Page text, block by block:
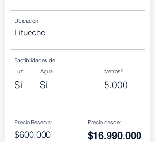
Ubicación
Litueche
Factibilidades de:
Luz
Agua
Sí Sí
Metros²
5.000
Precio Reserva:
$600.000
Precio desde:
$16.990.000